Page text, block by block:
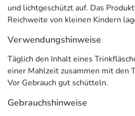
und lichtgeschützt auf. Das
Reichweite von kleinen Kindern
Verwendungshinweise
Täglich den Inhalt eines
einer Mahlzeit zusammen mit den
Vor Gebrauch gut schütteln.
Gebrauchshinweise